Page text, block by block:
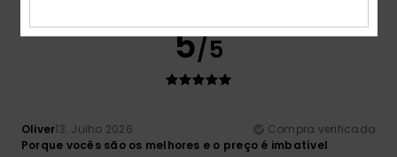
5/5
Oliver13. Julho 2026
Compra verificada
Porque vocês são os melhores e o preço é imbatível